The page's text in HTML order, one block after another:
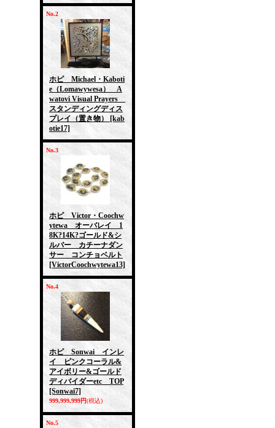
No.2
ホピ Michael・Kaboti
e（Lomawywesa） A
watovi Visual Prayers
スタンディングディス
プレイ（置き物）
[kab
otie17]
No.3
ホピ Victor・Coochw
ytewa オーバレイ 1
8K?14K?ゴールド&シ
ルバー カチーナダン
サー コンチョベルト
[VictorCoochwytewa13]
No.4
ホピ Sonwai インレ
イ ピンクコーラル&
アイボリー&ゴールド
ディバイダーetc TOP
[Sonwai7]
999,999,999円(税込)
No.5